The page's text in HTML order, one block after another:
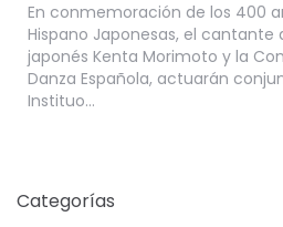
En conmemoración de los 400
Hispano Japonesas, el cantante
japonés Kenta Morimoto y la
Danza Española, actuarán
Instituo…
Categorías